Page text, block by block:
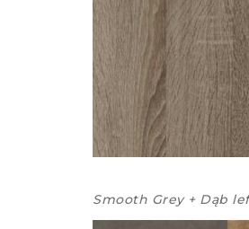
Smooth Grey + Dąb